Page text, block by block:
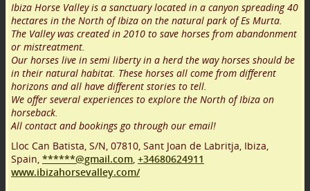
Ibiza Horse Valley is a sanctuary located in a canyon spreading 40
hectares in the North of Ibiza on the natural park of Es Murta.
The Valley was created in 2010 to save horses from abandonment
or mistreatment.
Our horses live in semi liberty in a herd the way horses should be
in their natural habitat. These horses all come from different
horizons and all have different stories to tell.
We offer several experiences to explore the North of Ibiza on
horseback.
All contact and bookings go through our email!
Lloc Can Batista, S/N, 07810, Sant Joan de Labritja, Ibiza,
Spain, ******@gmail.com, +34680624911
www.ibizahorsevalley.com/